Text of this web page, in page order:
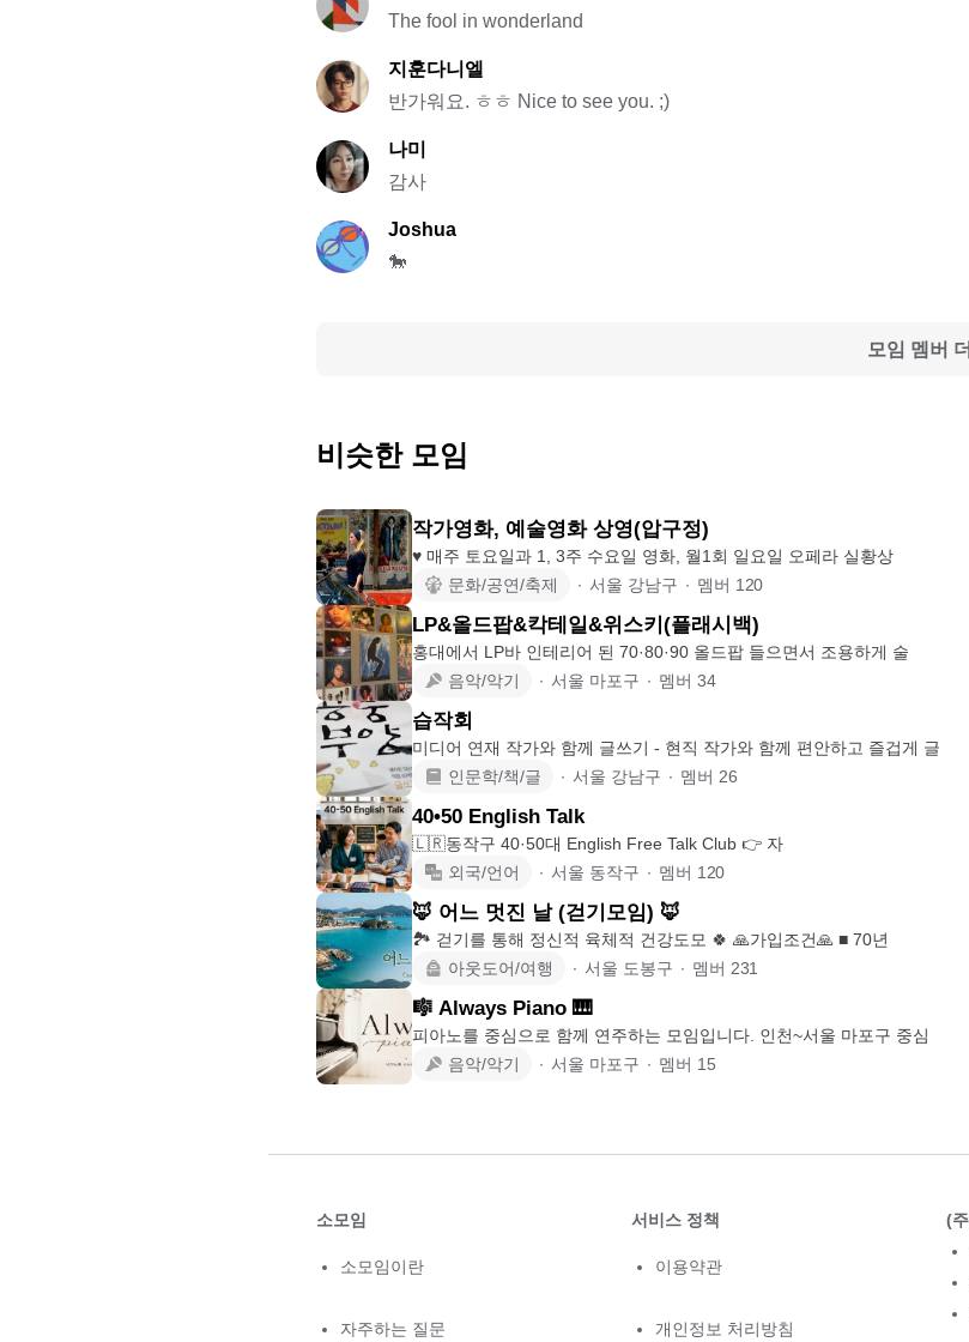
The fool in wonderland
지훈다니엘
반가워요. ㅎㅎ Nice to see you. ;)
나미
감사
Joshua
🐎
모임 멤버
비슷한 모임
작가영화, 예술영화 상영(압구정)
♥ 매주 토요일과 1, 3주 수요일 영화, 월1회 일요일 오페라 실황상
문화/공연/축제
∙ 서울 강남구 ∙ 멤버 120
LP&올드팝&칵테일&위스키(플래시백)
홍대에서 LP바 인테리어 된 70·80·90 올드팝 들으면서 조용하게 술
음악/악기
∙ 서울 마포구 ∙ 멤버 34
습작회
미디어 연재 작가와 함께 글쓰기 - 현직 작가와 함께 편안하고 즐겁게 글
인문학/책/글
∙ 서울 강남구 ∙ 멤버 26
40•50 English Talk
🇱🇷동작구 40·50대 English Free Talk Club 👉 자
외국/언어
∙ 서울 동작구 ∙ 멤버 120
🦊 어느 멋진 날 (걷기모임) 🦊
🏞 걷기를 통해 정신적 육체적 건강도모 🍀 🙏가입조건🙏 ■ 70년
아웃도어/여행
∙ 서울 도봉구 ∙ 멤버 231
🎼 Always Piano 🎹
피아노를 중심으로 함께 연주하는 모임입니다. 인천~서울 마포구 중심
음악/악기
∙ 서울 마포구 ∙ 멤버 15
소모임
소모임이란
자주하는 질문
서비스 정책
이용약관
개인정보 처리방침
(